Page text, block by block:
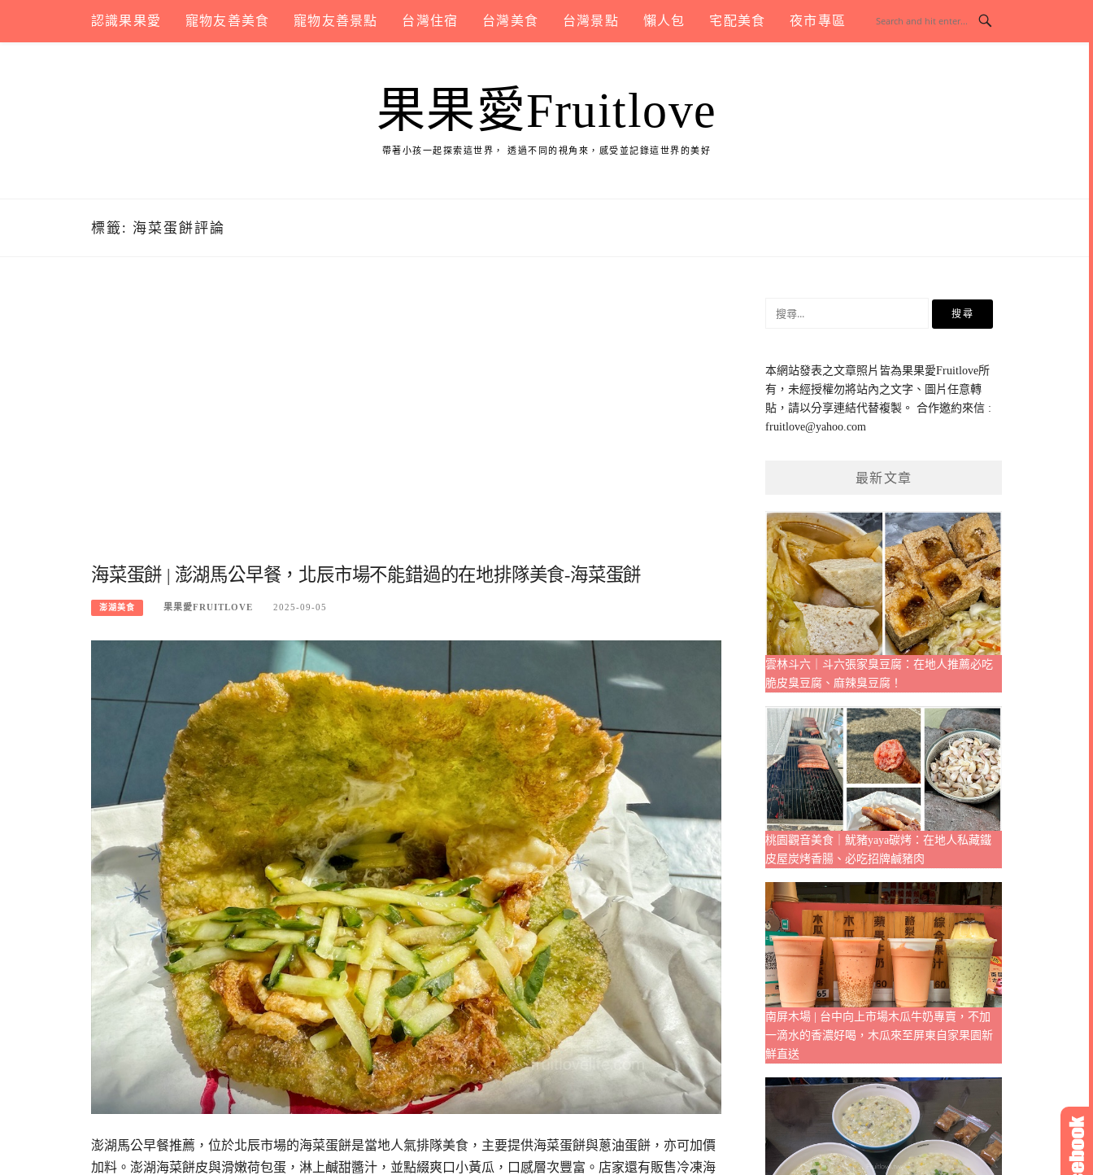
content
認識果果愛 寵物友善美食 寵物友善景點 台灣住宿 台灣美食 台灣景點 懶人包 宅配美食 夜市專區
果果愛Fruitlove
帶著小孩一起探索這世界， 透過不同的視角來，感受並記錄這世界的美好
標籤: 海菜蛋餅評論
海菜蛋餅 | 澎湖馬公早餐，北辰市場不能錯過的在地排隊美食-海菜蛋餅
澎湖美食 果果愛FRUITLOVE 2025-09-05
澎湖馬公早餐推薦，位於北辰市場的海菜蛋餅是當地人氣排隊美食，主要提供海菜蛋餅與蔥油蛋餅，亦可加價
加料。澎湖海菜餅皮與滑嫩荷包蛋，淋上鹹甜醬汁，並點綴爽口小黃瓜，口感層次豐富。店家還有販售冷凍海
鍵
字:
本網站發表之文章照片皆為果果愛Fruitlove所
有，未經授權勿將站內之文字、圖片任意轉
貼，請以分享連結代替複製。 合作邀約來信 :
fruitlove@yahoo.com
最新文章
雲林斗六｜斗六張家臭豆腐：在地人推薦必吃
脆皮臭豆腐、麻辣臭豆腐！
桃園觀音美食｜魷豬yaya碳烤：在地人私藏鐵
皮屋炭烤香腸、必吃招牌鹹豬肉
南屏木場 | 台中向上市場木瓜牛奶專賣，不加
一滴水的香濃好喝，木瓜來至屏東自家果園新
鮮直送